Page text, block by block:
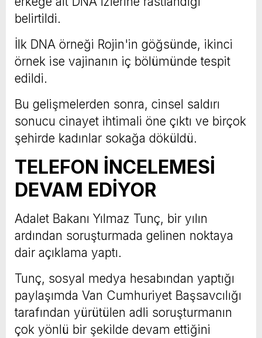
belirtildi.
İlk DNA örneği Rojin'in göğsünde, ikinci
örnek ise vajinanın iç bölümünde tespit
edildi.
Bu gelişmelerden sonra, cinsel saldırı
sonucu cinayet ihtimali öne çıktı ve birçok
şehirde kadınlar sokağa döküldü.
TELEFON İNCELEMESİ
DEVAM EDİYOR
Adalet Bakanı Yılmaz Tunç, bir yılın
ardından soruşturmada gelinen noktaya
dair açıklama yaptı.
Tunç, sosyal medya hesabından yaptığı
paylaşımda Van Cumhuriyet Başsavcılığı
tarafından yürütülen adli soruşturmanın
çok yönlü bir şekilde devam ettiğini